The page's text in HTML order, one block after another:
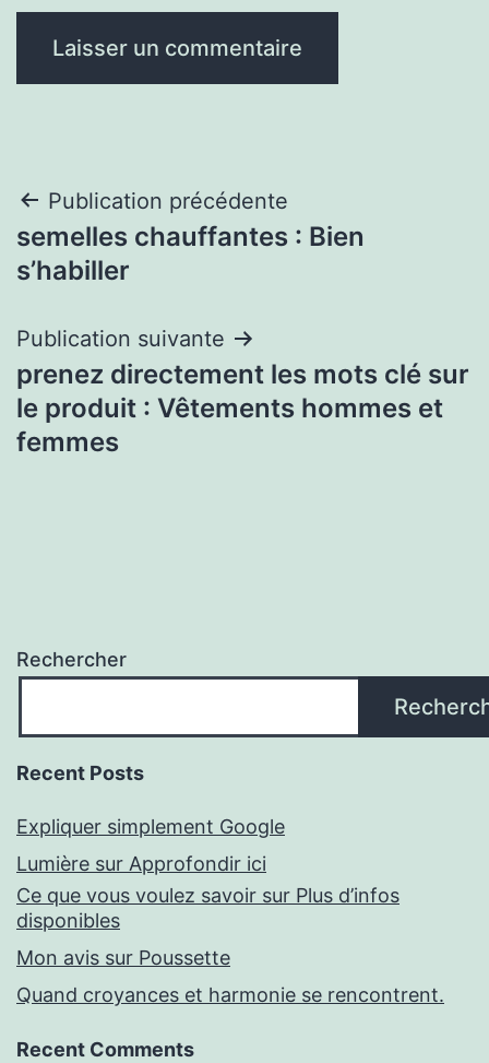
Navigation
de
Publication précédente
semelles chauffantes : Bien
s’habiller
Publication suivante
prenez directement les mots clé sur
le produit : Vêtements hommes et
femmes
Rechercher
Recent Posts
Expliquer simplement Google
Lumière sur Approfondir ici
Ce que vous voulez savoir sur Plus d’infos
disponibles
Mon avis sur Poussette
Quand croyances et harmonie se rencontrent.
Recent Comments